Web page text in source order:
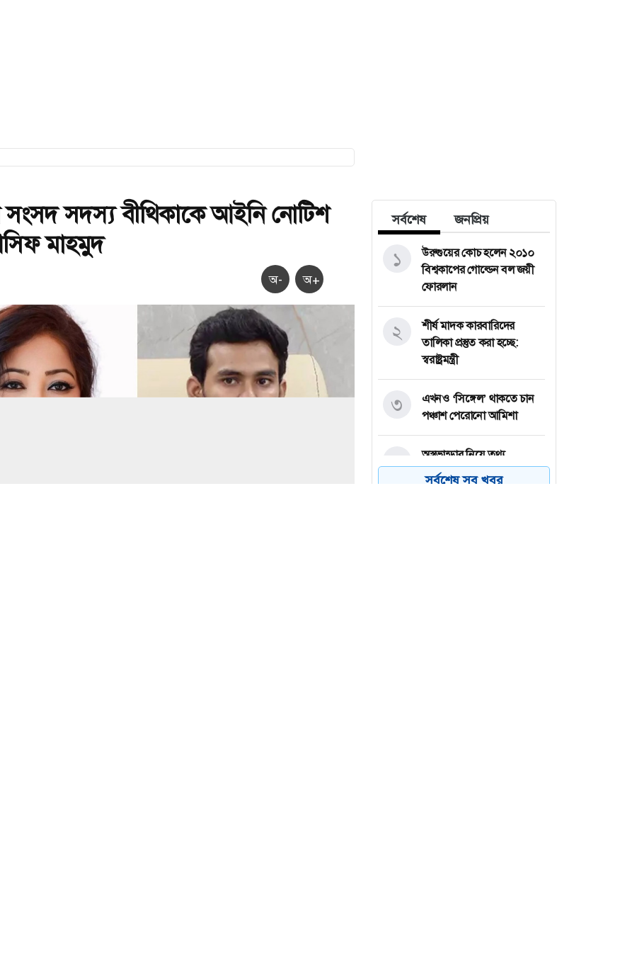
সংসদ সদস্য বীথিকাকে আইনি নোটিশ
মাহমুদ
অ- অ+
সর্বশেষ জনপ্রিয়
উরুগুয়ের কোচ হলেন ২০১০
বিশ্বকাপের গোল্ডেন বল জয়ী
ফোরলান
১
শীর্ষ মাদক কারবারিদের
তালিকা প্রস্তুত করা হচ্ছে:
স্বরাষ্ট্রমন্ত্রী
২
এখনও ‘সিঙ্গেল’ থাকতে চান
পঞ্চাশ পেরোনো আমিশা
৩
অস্ত্রভান্ডার নিয়ে তথ্য
ফাঁসকারীদের কারাদণ্ডের
হুঁশিয়ারি ট্রাম্পের
৪
সর্বশেষ সব খবর